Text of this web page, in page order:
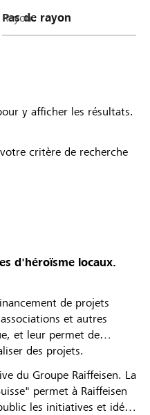
Rayon
y afficher les résultats.
critère de recherche
d'héroïsme locaux.
de projets
et autres
et leur permet de
des projets.
du Groupe Raiffeisen. La
permet à Raiffeisen
les initiatives et idées